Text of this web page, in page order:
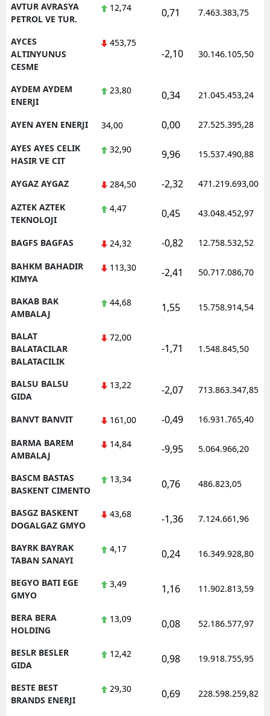
AVTUR AVRASYA
PETROL VE TUR.
12,74 0,71 7.463.383,75
AYCES
ALTINYUNUS
CESME
453,75
-2,10 30.146.105,50
AYDEM AYDEM
ENERJI
23,80 0,34 21.045.453,24
AYEN AYEN ENERJI 34,00 0,00 27.525.395,28
AYES AYES CELIK
HASIR VE CIT
32,90 9,96 15.537.490,88
AYGAZ AYGAZ 284,50 -2,32 471.219.693,00
AZTEK AZTEK
TEKNOLOJI
4,47 0,45 43.048.452,97
BAGFS BAGFAS 24,32 -0,82 12.758.532,52
BAHKM BAHADIR
KIMYA
113,30 -2,41 50.717.086,70
BAKAB BAK
AMBALAJ
44,68 1,55 15.758.914,54
BALAT
BALATACILAR
BALATACILIK
72,00
-1,71 1.548.845,50
BALSU BALSU
GIDA
13,22 -2,07 713.863.347,85
BANVT BANVIT 161,00 -0,49 16.931.765,40
BARMA BAREM
AMBALAJ
14,84 -9,95 5.064.966,20
BASCM BASTAS
BASKENT CIMENTO
13,34 0,76 486.823,05
BASGZ BASKENT
DOGALGAZ GMYO
43,68 -1,36 7.124.661,96
BAYRK BAYRAK
TABAN SANAYI
4,17 0,24 16.349.928,80
BEGYO BATI EGE
GMYO
3,49 1,16 11.902.813,59
BERA BERA
HOLDING
13,09 0,08 52.186.577,97
BESLR BESLER
GIDA
12,42 0,98 19.918.755,95
BESTE BEST
BRANDS ENERJI
29,30 0,69 228.598.259,82